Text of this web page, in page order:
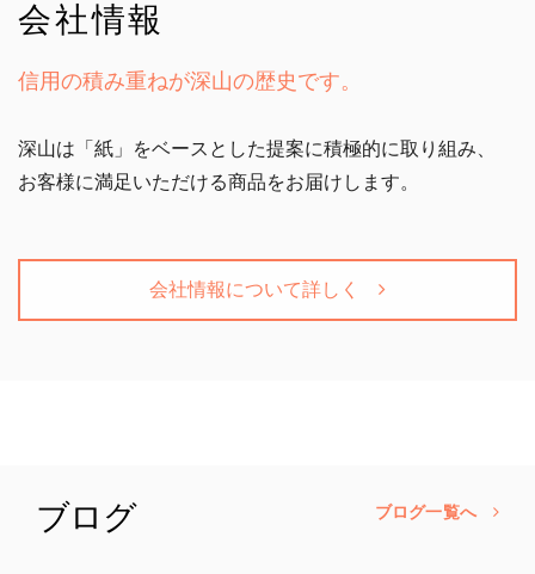
会社情報
信用の積み重ねが深山の歴史です。
深山は「紙」をベースとした提案に積極的に取り組み、
お客様に満足いただける商品をお届けします。
会社情報について詳しく
ブログ ブログ一覧へ